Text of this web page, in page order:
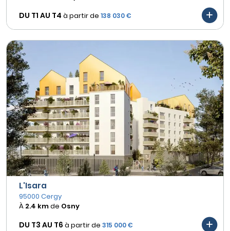
DU T1 AU T4 à partir de 138 030 €
L'Isara
95000 Cergy
À 2.4 kmde Osny
DU T3 AU T6 à partir de 315 000 €